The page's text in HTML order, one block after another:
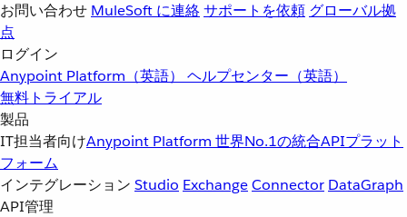
お問い合わせ MuleSoft に連絡サポートを依頼 グローバル拠
点
ログイン
Anypoint Platform（英語） ヘルプセンター（英語）
無料トライアル
製品
IT担当者向けAnypoint Platform 世界No.1の統合APIプラット
フォーム
インテグレーション Studio ExchangeConnector DataGraph
API管理